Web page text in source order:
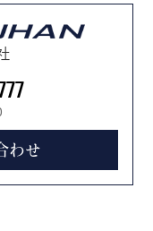
わせ